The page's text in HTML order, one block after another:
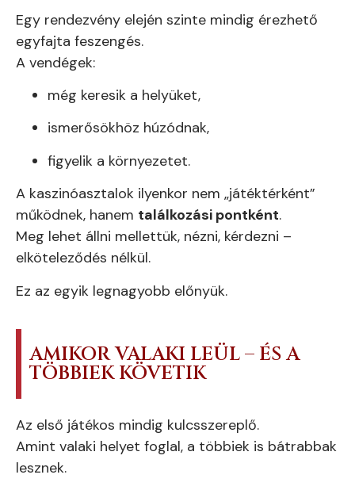
Egy rendezvény elején szinte mindig érezhető
egyfajta feszengés.
A vendégek:
még keresik a helyüket,
ismerősökhöz húzódnak,
figyelik a környezetet.
A kaszinóasztalok ilyenkor nem „játéktérként”
működnek, hanem találkozási pontként.
Meg lehet állni mellettük, nézni, kérdezni –
elköteleződés nélkül.
Ez az egyik legnagyobb előnyük.
AMIKOR VALAKI LEÜL – ÉS A
TÖBBIEK KÖVETIK
Az első játékos mindig kulcsszereplő.
Amint valaki helyet foglal, a többiek is bátrabbak
lesznek.